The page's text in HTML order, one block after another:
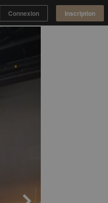
Connexion Inscription